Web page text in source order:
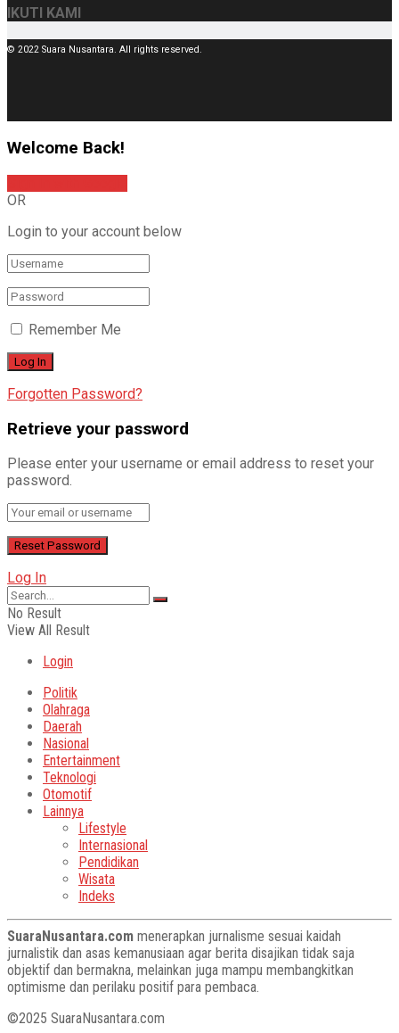
IKUTI KAMI
© 2022 Suara Nusantara. All rights reserved.
Welcome Back!
OR
Login to your account below
Remember Me
Forgotten Password?
Retrieve your password
Please enter your username or email address to reset your
password.
Log In
No Result
View All Result
Login
Politik
Olahraga
Daerah
Nasional
Entertainment
Teknologi
Otomotif
Lainnya
Lifestyle
Internasional
Pendidikan
Wisata
Indeks
SuaraNusantara.com menerapkan jurnalisme sesuai kaidah
jurnalistik dan asas kemanusiaan agar berita disajikan tidak saja
objektif dan bermakna, melainkan juga mampu membangkitkan
optimisme dan perilaku positif para pembaca.
©2025 SuaraNusantara.com